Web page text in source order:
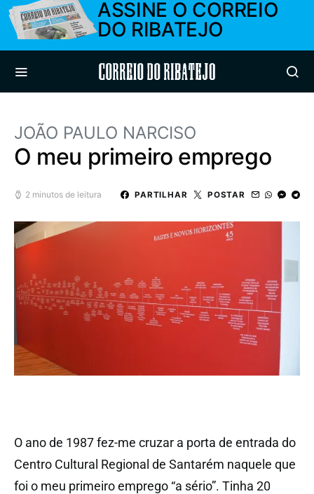
ASSINE O CORREIO
DO RIBATEJO
Correio do Ribatejo
JOÃO PAULO NARCISO
O meu primeiro emprego
2 minutos de leitura PARTILHAR POSTAR
O ano de 1987 fez-me cruzar a porta de entrada do
Centro Cultural Regional de Santarém naquele que
foi o meu primeiro emprego “a sério”. Tinha 20